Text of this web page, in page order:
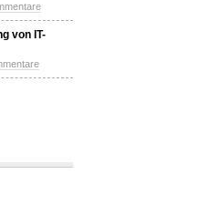
von IT-